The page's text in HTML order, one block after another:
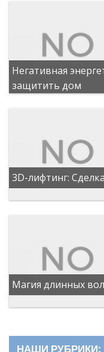
Негативная
защитить дом
3D-лифтинг:
Магия длинных
НАШИ РУБРИКИ: